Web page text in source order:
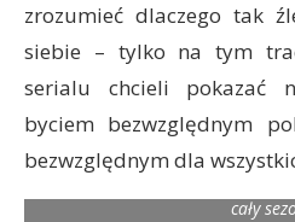
zrozumieć dlaczego tak
siebie – tylko na tym
serialu chcieli pokazać
byciem bezwzględnym
bezwzględnym dla
Relacje Francka i Claire są
dialogach ale też w tym jak
siebie w kadrze. Zwykle na
cały